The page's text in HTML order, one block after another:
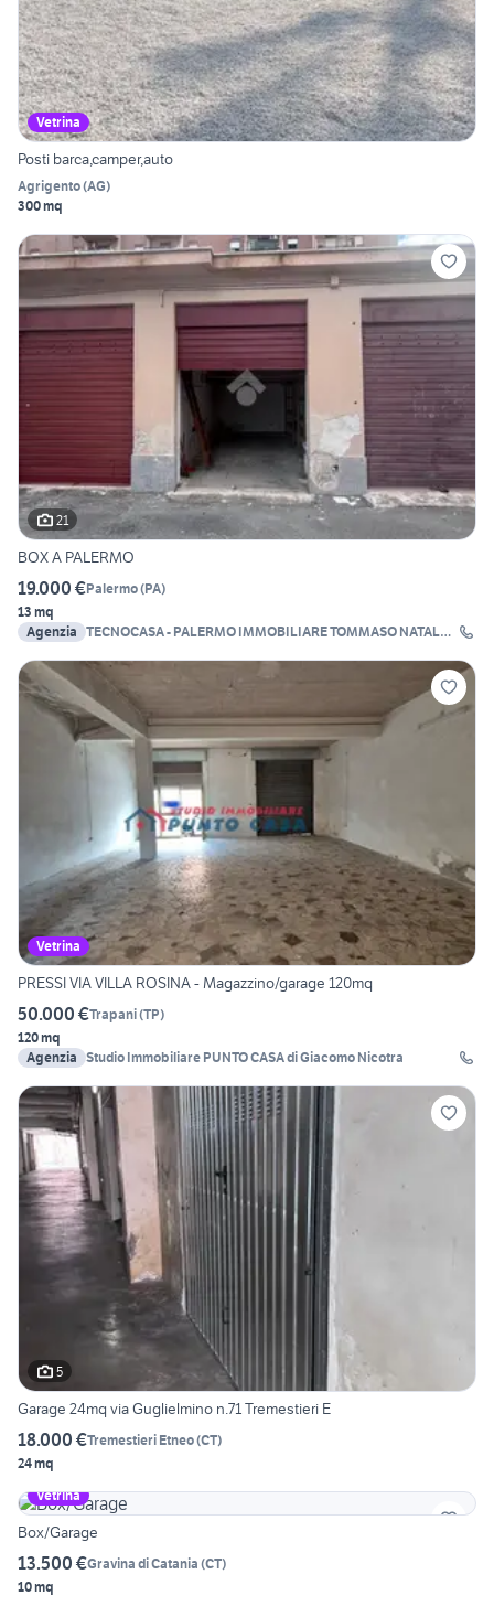
Vetrina
Posti barca,camper,auto
Agrigento(AG)
300 mq
21
BOX A PALERMO
19.000 €Palermo(PA)
13 mq
Agenzia TECNOCASA - PALERMO IMMOBILIARE TOMMASO NATALE
Vetrina
PRESSI VIA VILLA ROSINA - Magazzino/garage 120mq
50.000 €Trapani(TP)
120 mq
Agenzia Studio Immobiliare PUNTO CASA di Giacomo Nicotra
5
Garage 24mq via Guglielmino n.71 Tremestieri E
18.000 €Tremestieri Etneo(CT)
24 mq
Vetrina
Box/Garage
13.500 €Gravina di Catania (CT)
10 mq